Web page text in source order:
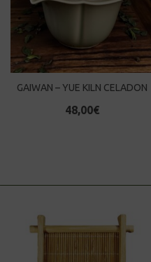
GAIWAN – YUE KILN CELADON
48,00€